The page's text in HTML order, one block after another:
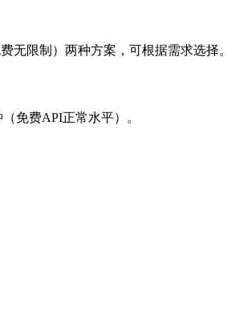
无限制）两种方案，可根据需求选择。
免费API正常水平）。